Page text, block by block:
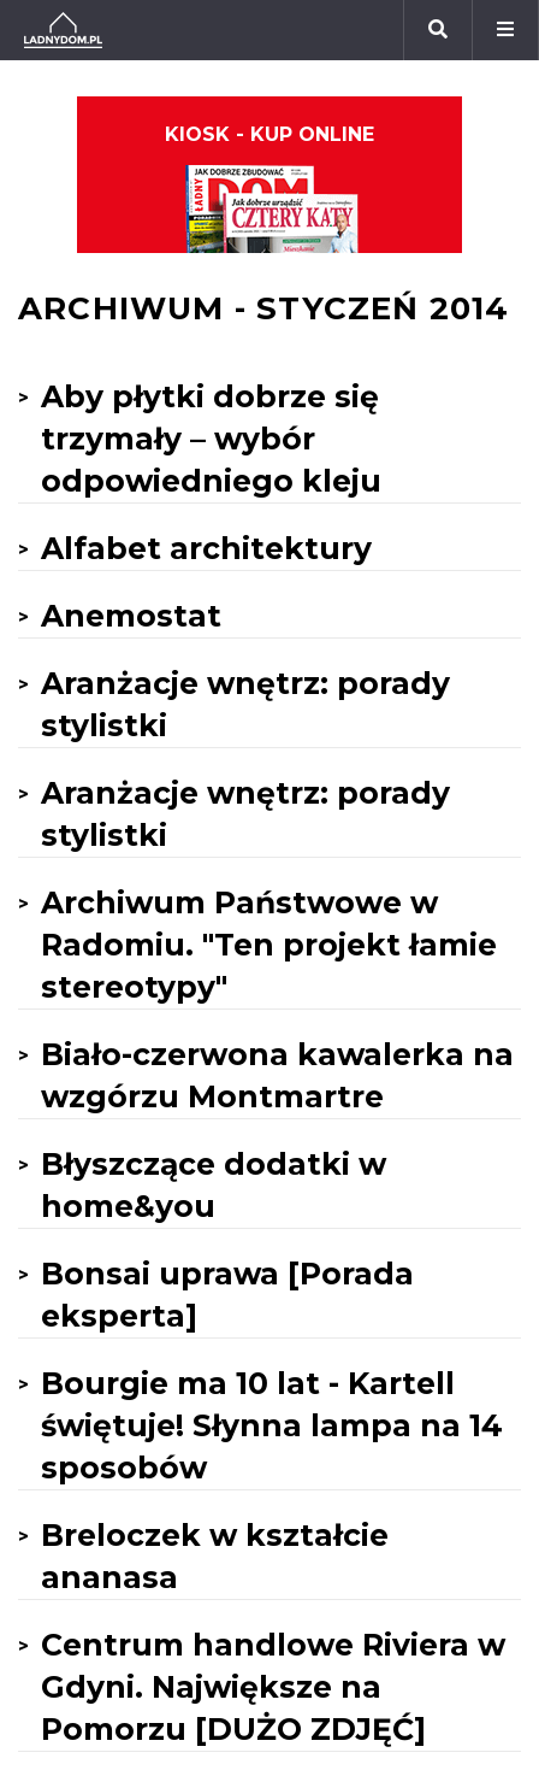
KIOSK - KUP ONLINE
ARCHIWUM - STYCZEŃ 2014
Aby płytki dobrze się
trzymały – wybór
odpowiedniego kleju
Alfabet architektury
Anemostat
Aranżacje wnętrz: porady
stylistki
Aranżacje wnętrz: porady
stylistki
Archiwum Państwowe w
Radomiu. "Ten projekt łamie
stereotypy"
Biało-czerwona kawalerka na
wzgórzu Montmartre
Błyszczące dodatki w
home&you
Bonsai uprawa [Porada
eksperta]
Bourgie ma 10 lat - Kartell
świętuje! Słynna lampa na 14
sposobów
Breloczek w kształcie
ananasa
Centrum handlowe Riviera w
Gdyni. Największe na
Pomorzu [DUŻO ZDJĘĆ]